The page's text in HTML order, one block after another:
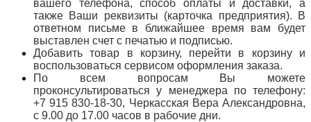
вашего телефона, способ оплаты и доставки, а
также Ваши реквизиты (карточка предприятия). В
ответном письме в ближайшее время вам будет
выставлен счет с печатью и подписью.
Добавить товар в корзину, перейти в корзину и
воспользоваться сервисом оформления заказа.
По всем вопросам Вы можете
проконсультироваться у менеджера по телефону:
+7 915 830-18-30, Черкасская Вера Александровна,
с 9.00 до 17.00 часов в рабочие дни.